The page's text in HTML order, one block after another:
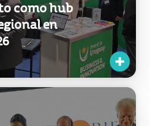
su
como hub
en